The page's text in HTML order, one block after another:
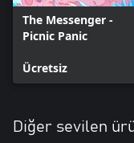
The Messenger -
Picnic Panic
Ücretsiz
Diğer sevilen